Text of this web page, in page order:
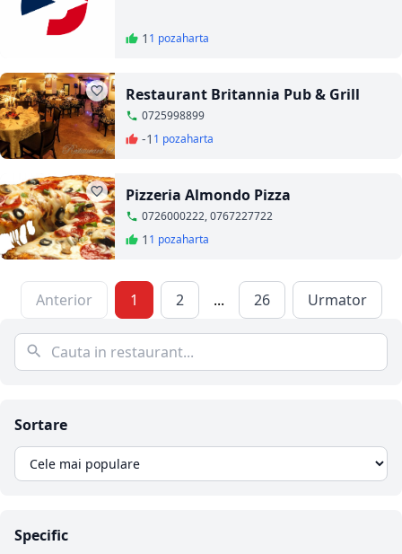
Sortare
Specific
1 1 pozaharta
Restaurant Britannia Pub & Grill
0725998899
-1 1 pozaharta
Pizzeria Almondo Pizza
0726000222, 0767227722
1 1 pozaharta
Anterior 1 2 ... 26 Urmator